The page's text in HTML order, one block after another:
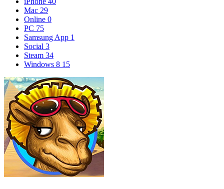
Mac 29
Online 0
PC 75
Samsung App 1
Social 3
Steam 34
Windows 8 15